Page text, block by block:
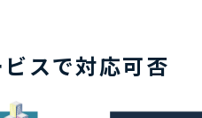
スで対応可否